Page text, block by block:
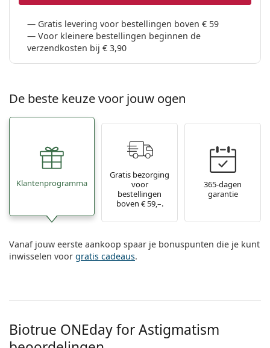
Gratis levering voor bestellingen boven € 59
Voor kleinere bestellingen beginnen de
verzendkosten bij € 3,90
De beste keuze voor jouw ogen
Klantenprogramma
Gratis bezorging
voor
bestellingen
boven € 59,–.
365-dagen
garantie
Vanaf jouw eerste aankoop spaar je bonuspunten die je kunt
inwisselen voor gratis cadeaus.
Biotrue ONEday for Astigmatism